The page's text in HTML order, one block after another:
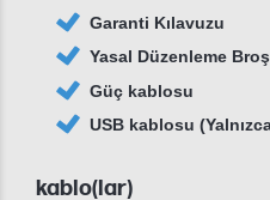
Garanti Kılavuzu
Yasal Düzenleme
Güç kablosu
USB kablosu
kablo(lar)